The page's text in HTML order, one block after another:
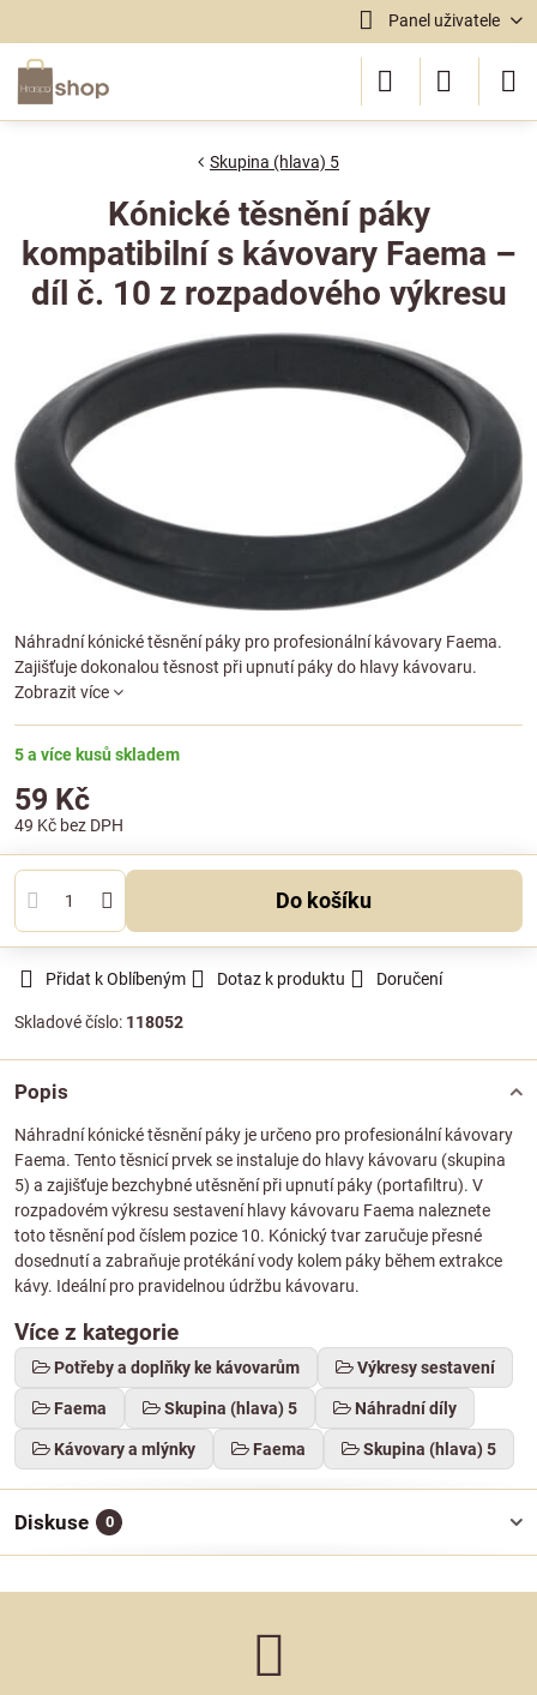
Panel uživatele
Skupina (hlava) 5
Kónické těsnění páky
kompatibilní s kávovary Faema –
díl č. 10 z rozpadového výkresu
Náhradní kónické těsnění páky pro profesionální kávovary Faema.
Zajišťuje dokonalou těsnost při upnutí páky do hlavy kávovaru.
Zobrazit více
5 a více kusů skladem
59 Kč
49 Kč bez DPH
Do košíku
Přidat k Oblíbeným Dotaz k produktu Doručení
Skladové číslo: 118052
Popis
Náhradní kónické těsnění páky je určeno pro profesionální kávovary
Faema. Tento těsnicí prvek se instaluje do hlavy kávovaru (skupina
5) a zajišťuje bezchybné utěsnění při upnutí páky (portafiltru). V
rozpadovém výkresu sestavení hlavy kávovaru Faema naleznete
toto těsnění pod číslem pozice 10. Kónický tvar zaručuje přesné
dosednutí a zabraňuje protékání vody kolem páky během extrakce
kávy. Ideální pro pravidelnou údržbu kávovaru.
Více z kategorie
Potřeby a doplňky ke kávovarům Výkresy sestavení
Faema Skupina (hlava) 5 Náhradní díly
Kávovary a mlýnky Faema Skupina (hlava) 5
Diskuse 0